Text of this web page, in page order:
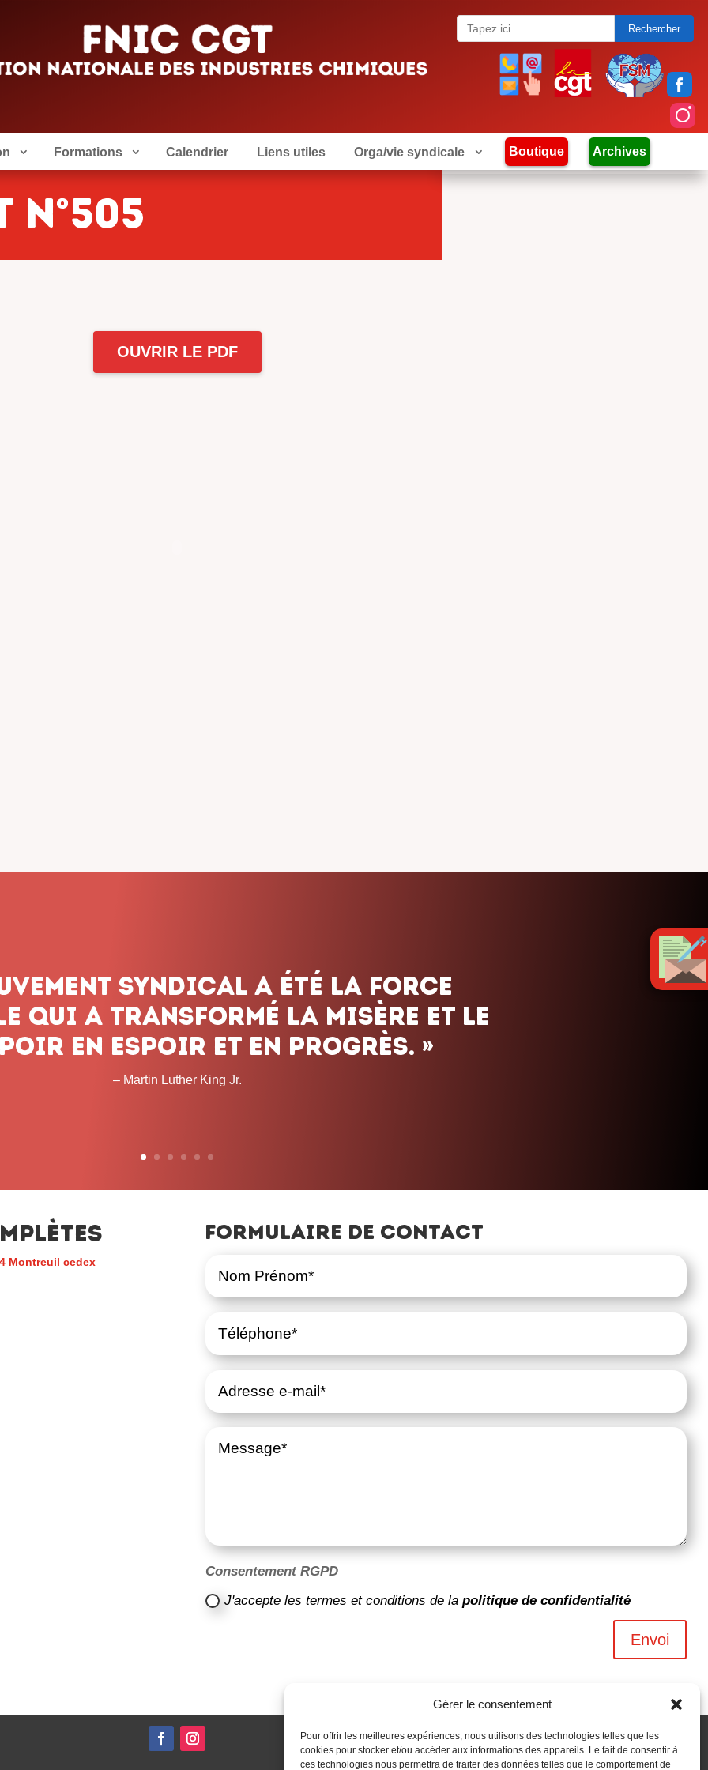
Gérer le consentement
Pour offrir les meilleures expériences, nous utilisons des technologies telles que les
cookies pour stocker et/ou accéder aux informations des appareils. Le fait de consentir à
ces technologies nous permettra de traiter des données telles que le comportement de
Search
for:
Formations Calendrier Liens utiles Orga/vie syndicale Boutique Archives
OUVRIR LE PDF
ne renonce jamais. Nous
pas le combat, quels que
obstacles et peu importe le
que cela prendra. »
Montreuil cedex
Formulaire de contact
Consentement RGPD
J'accepte les termes et conditions de la politique de confidentialité
Envoi